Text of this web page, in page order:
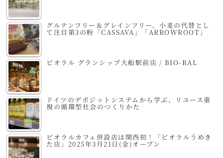
グルテンフリー＆グレインフリー。小麦の代替とし
て注目第3の粉「CASSAVA」「ARROWROOT」
ビオラル グランシップ大船駅前店 / BIO-RAL
ドイツのデポジットシステムから学ぶ、リユース重
視の循環型社会のつくりかた
ビオラルカフェ併設店は関西初！「ビオラルうめき
た店」2025年3月21日(金)オープン